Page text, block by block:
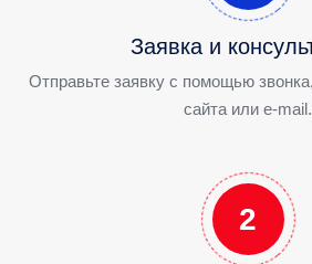
Заявка и
Отправьте заявку с помощью
сайта или e-mail.
2